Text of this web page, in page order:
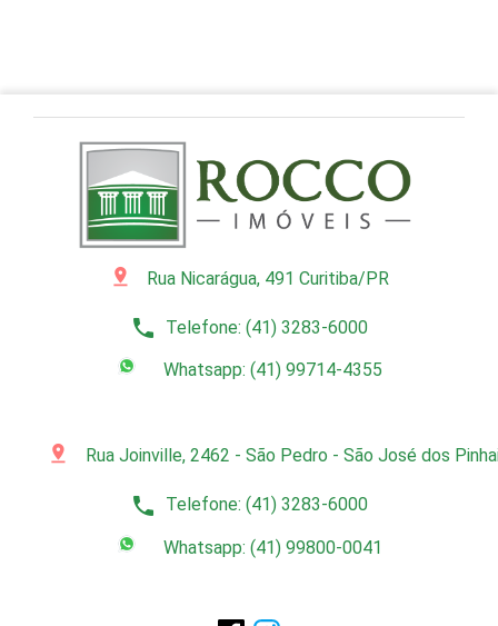
pin_drop Rua Nicarágua, 491 Curitiba/PR
phone Telefone: (41) 3283-6000
Whatsapp: (41) 99714-4355
pin_drop Rua Joinville, 2462 - São Pedro - São José dos
phone Telefone: (41) 3283-6000
Whatsapp: (41) 99800-0041